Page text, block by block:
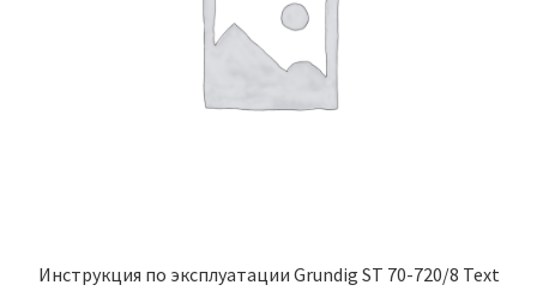
Инструкция по эксплуатации Grundig ST 70-720/8 Text